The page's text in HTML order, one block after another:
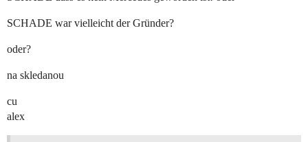
SCHADE war vielleicht der Gründer?
oder?
na skledanou
cu
alex